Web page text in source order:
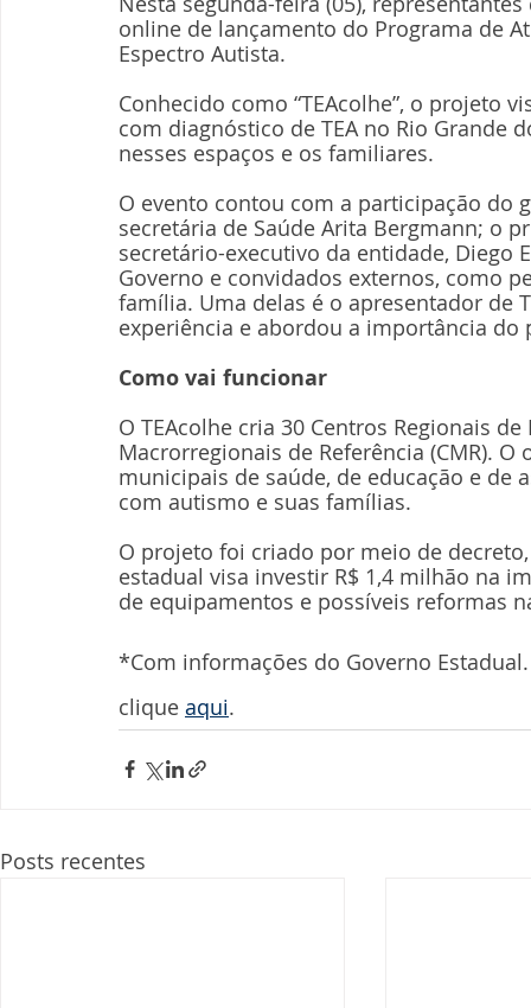
online de lançamento do Programa de
Espectro Autista.
Conhecido como “TEAcolhe”, o projeto
com diagnóstico de TEA no Rio
nesses espaços e os familiares.
O evento contou com a participação do
secretária de Saúde Arita Bergmann; o
secretário-executivo da entidade,
Governo e convidados externos, como
família. Uma delas é o apresentador de
experiência e abordou a importância do
Como vai funcionar
O TEAcolhe cria 30 Centros Regionais
Macrorregionais de Referência (CMR).
municipais de saúde, de educação e
com autismo e suas famílias.
O projeto foi criado por meio de
estadual visa investir R$ 1,4 milhão na
de equipamentos e possíveis reformas
*Com informações do Governo
clique aqui.
Posts recentes